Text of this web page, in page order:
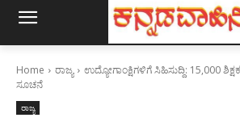
Home ರಾಜ್ಯ
ಉದ್ಯೋಗಾಂಕ್ಷಿಗಳಿಗೆ ಸಿಹಿಸುದ್ದಿ: 15,000
ಸೂಚನೆ
ರಾಜ್ಯ